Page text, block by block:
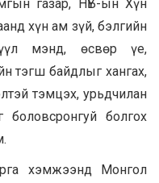
газар, НҮБ-ын Хүн
хүн ам зүй, бэлгийн
мэнд, өсвөр үе,
тэгш байдлыг хангах,
тэмцэх, урьдчилан
боловсронгуй болгох
хэмжээнд Монгол